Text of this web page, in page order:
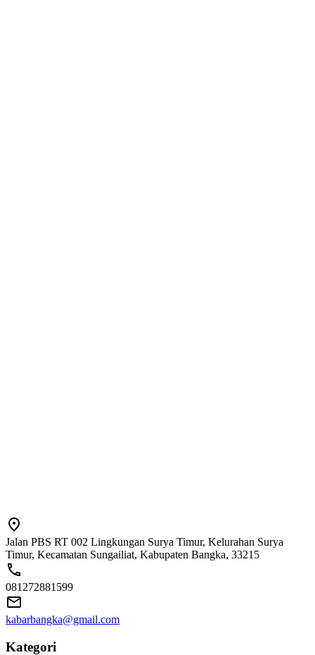
Jalan PBS RT 002 Lingkungan Surya Timur, Kelurahan Surya
Timur, Kecamatan Sungailiat, Kabupaten Bangka, 33215
081272881599
kabarbangka@gmail.com
Kategori